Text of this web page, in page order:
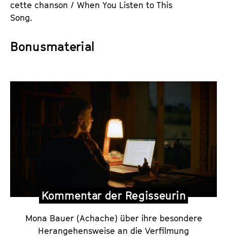
cette chanson / When You Listen to This
Song.
Bonusmaterial
r
Kommentar der Regisseurin
Mona Bauer (Achache) über ihre besondere
Herangehensweise an die Verfilmung